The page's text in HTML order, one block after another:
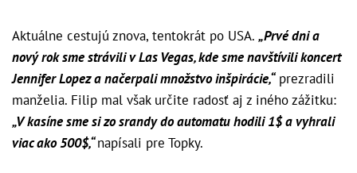
Aktuálne cestujú znova, tentokrát po USA. „Prvé dni a
nový rok sme strávili v Las Vegas, kde sme navštívili koncert
Jennifer Lopez a načerpali množstvo inšpirácie,“prezradili
manželia. Filip mal však určite radosť aj z iného zážitku:
„V kasíne sme si zo srandy do automatu hodili 1$ a vyhrali
viac ako 500$,“napísali pre Topky.